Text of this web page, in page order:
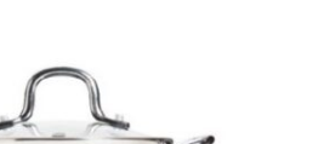
גאדג'טס וכלי מטבח